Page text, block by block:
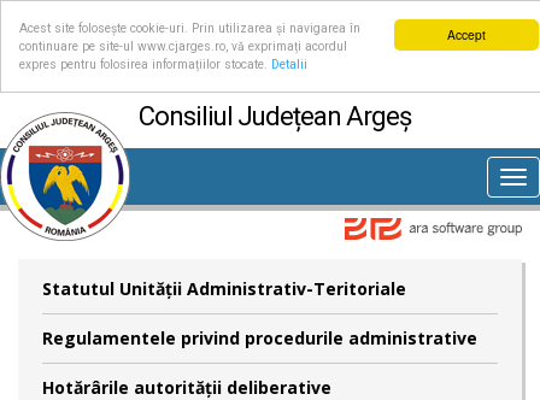
Accept
Acest site folosește cookie-uri. Prin utilizarea și navigarea în
continuare pe site-ul www.cjarges.ro, vă exprimați acordul
expres pentru folosirea informațiilor stocate.
Detalii
Consiliul Județean Argeș
Statutul Unităţii Administrativ-Teritoriale
Regulamentele privind procedurile administrative
Hotărârile autorităţii deliberative